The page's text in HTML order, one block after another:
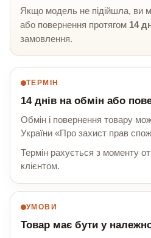
Якщо модель не підійшла, ви
або повернення протягом 14
замовлення.
ТЕРМІН
14 днів на обмін або
Обмін і повернення товару
України «Про захист прав
Термін рахується з моменту
клієнтом.
УМОВИ
Товар має бути у